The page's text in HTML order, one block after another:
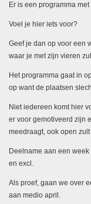
Er is een programma
Voel je hier iets voor?
Geef je dan op voor een
waar je met zijn vieren
Het programma gaat in
op want de plaatsen
Niet iedereen komt hier
er voor gemotiveerd zijn
meedraagt, ook open
Deelname aan een
en excl.
Als proef, gaan we over
aan medio april.